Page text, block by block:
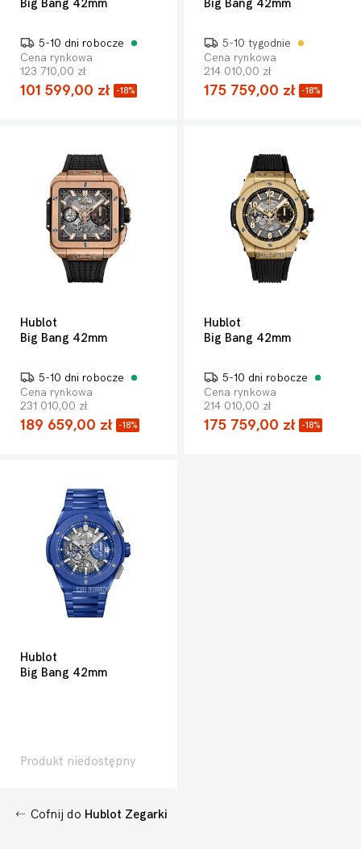
Big Bang 42mm
5-10 dni robocze
Cena rynkowa
123 710,00 zł
101 599,00 zł -18%
Big Bang 42mm
5-10 tygodnie
Cena rynkowa
214 010,00 zł
175 759,00 zł -18%
Hublot
Big Bang 42mm
5-10 dni robocze
Cena rynkowa
231 010,00 zł
189 659,00 zł -18%
Hublot
Big Bang 42mm
5-10 dni robocze
Cena rynkowa
214 010,00 zł
175 759,00 zł -18%
Hublot
Big Bang 42mm
Produkt niedostępny
Cofnij do Hublot Zegarki